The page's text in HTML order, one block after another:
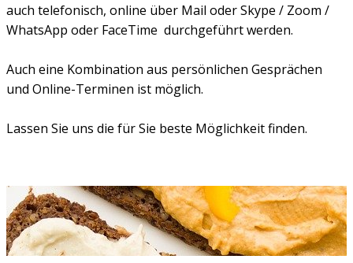
auch telefonisch, online über Mail oder Skype / Zoom /
WhatsApp oder FaceTime durchgeführt werden.
Auch eine Kombination aus persönlichen Gesprächen
und Online-Terminen ist möglich.
Lassen Sie uns die für Sie beste Möglichkeit finden.